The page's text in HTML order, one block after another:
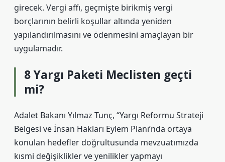
girecek. Vergi affı, geçmişte birikmiş vergi
borçlarının belirli koşullar altında yeniden
yapılandırılmasını ve ödenmesini amaçlayan bir
uygulamadır.
8 Yargı Paketi Meclisten geçti
mi?
Adalet Bakanı Yılmaz Tunç, “Yargı Reformu Strateji
Belgesi ve İnsan Hakları Eylem Planı’nda ortaya
konulan hedefler doğrultusunda mevzuatımızda
kısmi değişiklikler ve yenilikler yapmayı